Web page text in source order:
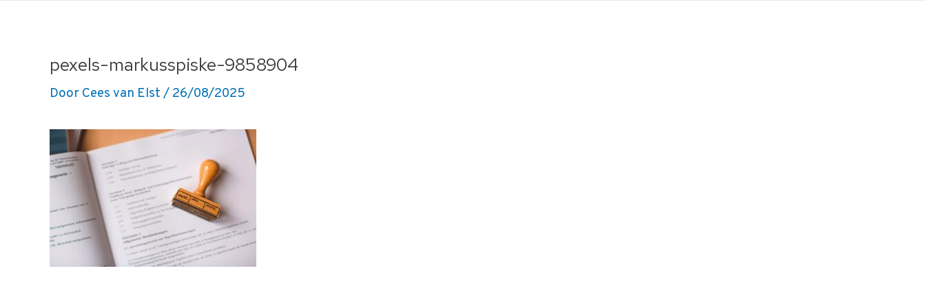
pexels-markusspiske-9858904
Door Cees van Elst / 26/08/2025